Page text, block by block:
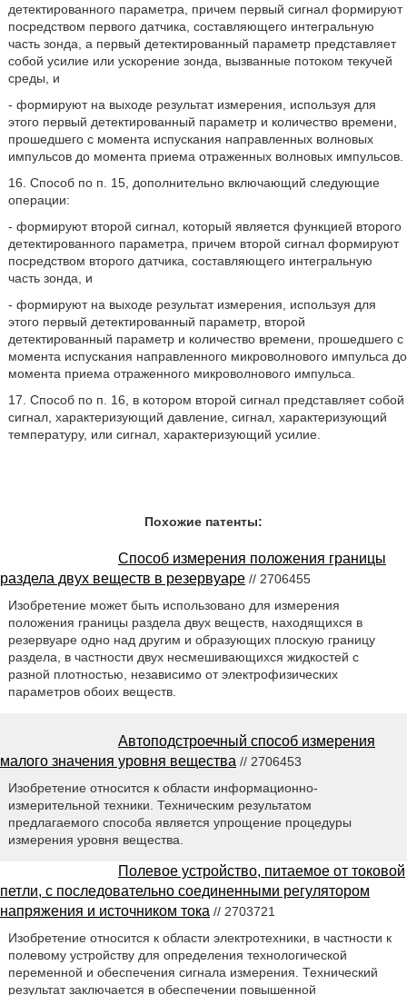
детектированного параметра, причем первый сигнал формируют
посредством первого датчика, составляющего интегральную
часть зонда, а первый детектированный параметр представляет
собой усилие или ускорение зонда, вызванные потоком текучей
среды, и
- формируют на выходе результат измерения, используя для
этого первый детектированный параметр и количество времени,
прошедшего с момента испускания направленных волновых
импульсов до момента приема отраженных волновых импульсов.
16. Способ по п. 15, дополнительно включающий следующие
операции:
- формируют второй сигнал, который является функцией второго
детектированного параметра, причем второй сигнал формируют
посредством второго датчика, составляющего интегральную
часть зонда, и
- формируют на выходе результат измерения, используя для
этого первый детектированный параметр, второй
детектированный параметр и количество времени, прошедшего с
момента испускания направленного микроволнового импульса до
момента приема отраженного микроволнового импульса.
17. Способ по п. 16, в котором второй сигнал представляет собой
сигнал, характеризующий давление, сигнал, характеризующий
температуру, или сигнал, характеризующий усилие.
Похожие патенты:
Способ измерения положения границы
раздела двух веществ в резервуаре // 2706455
Изобретение может быть использовано для измерения
положения границы раздела двух веществ, находящихся в
резервуаре одно над другим и образующих плоскую границу
раздела, в частности двух несмешивающихся жидкостей с
разной плотностью, независимо от электрофизических
параметров обоих веществ.
Автоподстроечный способ измерения
малого значения уровня вещества // 2706453
Изобретение относится к области информационно-
измерительной техники. Техническим результатом
предлагаемого способа является упрощение процедуры
измерения уровня вещества.
Полевое устройство, питаемое от токовой
петли, с последовательно соединенными регулятором
напряжения и источником тока // 2703721
Изобретение относится к области электротехники, в частности к
полевому устройству для определения технологической
переменной и обеспечения сигнала измерения. Технический
результат заключается в обеспечении повышенной